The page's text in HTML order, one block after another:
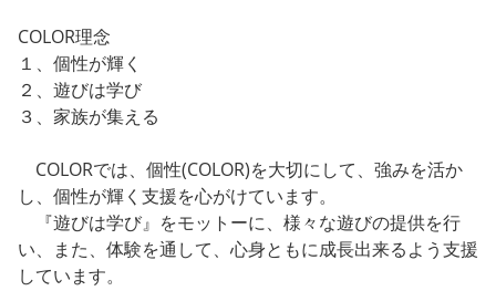
COLOR理念
１、個性が輝く
２、遊びは学び
３、家族が集える
COLORでは、個性(COLOR)を大切にして、強みを活か
し、個性が輝く支援を心がけています。
『遊びは学び』をモットーに、様々な遊びの提供を行
い、また、体験を通して、心身ともに成長出来るよう支援
しています。